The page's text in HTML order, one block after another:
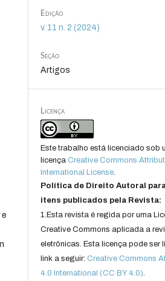
Edição
v. 11 n. 2 (2024)
Seção
Artigos
Licença
Este trabalho está licenciado sob
licençaCreative Commons
International License.
Política de Direito Autoral
itens publicados pela Revista:
1.Esta revista é regida por uma
Creative Commons aplicada a
eletrônicas. Esta licença pode ser
link a seguir:Creative Commons
4.0 International (CC BY 4.0).